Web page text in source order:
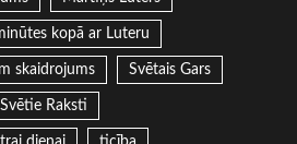
kopā ar Luteru
skaidrojums Svētais Gars
Svētie Raksti